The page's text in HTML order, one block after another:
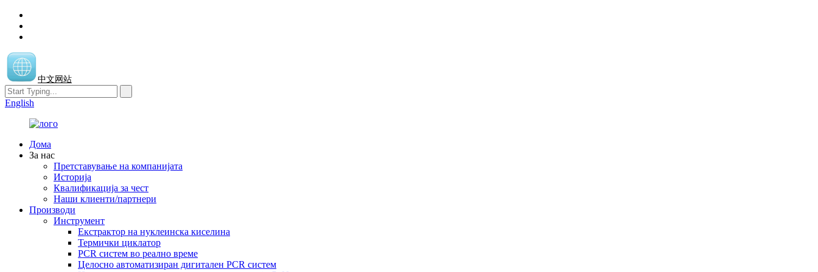
中文网站
English
Дома
За нас
Претставување на компанијата
Историја
Квалификација за чест
Наши клиенти/партнери
Производи
Инструмент
Екстрактор на нуклеинска киселина
Термички циклатор
PCR систем во реално време
Целосно автоматизиран дигитален PCR систем